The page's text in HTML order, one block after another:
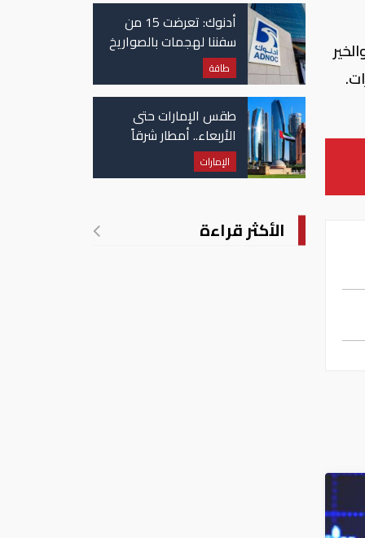
أدنوك: تعرضت 15 من
سفننا لهجمات بالصواريخ
والطائرات المسيّرة منذ
بداية النزاع
طاقة
طقس الإمارات حتى
الأربعاء.. أمطار شرقاً
وجنوباً وانخفاض
تدريجي للحرارة
الإمارات
الأكثر قراءة